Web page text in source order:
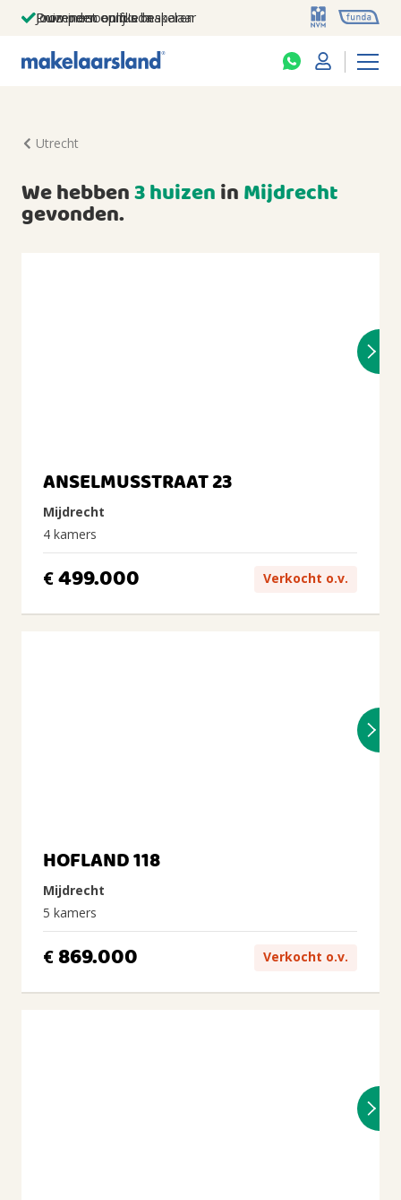
Jouw persoonlijke makelaar
Duizenden euro's besparen
Prominent op funda
Utrecht
We hebben3 huizeninMijdrecht
gevonden.
ANSELMUSSTRAAT 23
Mijdrecht
4 kamers
€499.000 Verkocht o.v.
HOFLAND 118
Mijdrecht
5 kamers
€ 869.000 Verkocht o.v.